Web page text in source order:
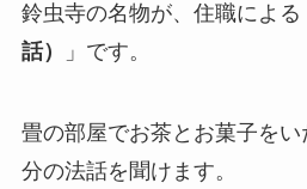
鈴虫寺の名物が、住職による
話）
」です。
畳の部屋でお茶とお菓子を
分の法話を聞けます。